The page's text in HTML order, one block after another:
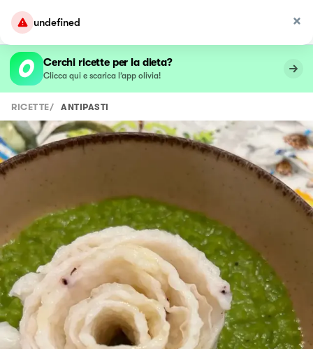
undefined
Cerchi ricette per la dieta?
Clicca qui e scarica l’app olivia!
RICETTE/ ANTIPASTI